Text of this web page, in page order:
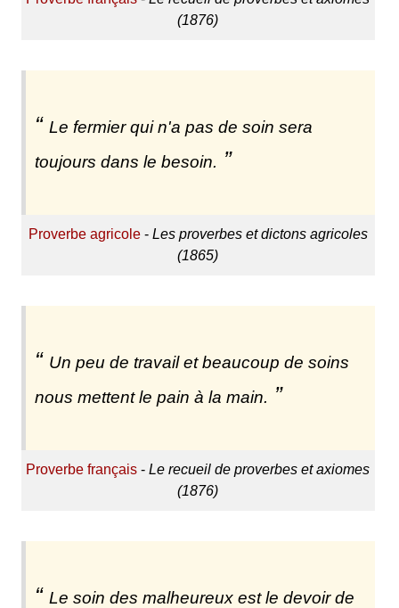
(1876)
Le fermier qui n'a pas de soin sera
toujours dans le besoin.
Proverbe agricole- Les proverbes et dictons agricoles
(1865)
Un peu de travail et beaucoup de soins
nous mettent le pain à la main.
Proverbe français -Le recueil de proverbes et axiomes
(1876)
Le soin des malheureux est le devoir de